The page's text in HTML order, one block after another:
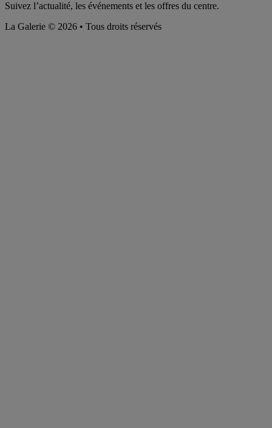
Suivez l’actualité, les événements et les offres du centre.
La Galerie © 2026 • Tous droits réservés